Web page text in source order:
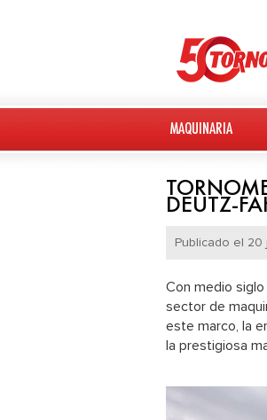
MAQUINARIA
MAQUINARIA
AVANT
KESLA
DEUTZ-
Publicado el 20
Con medio
sector de
este marco, la
la prestigiosa